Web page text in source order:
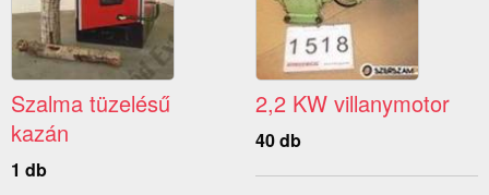
Szalma tüzelésű
kazán
1 db
2,2 KW villanymotor
40 db